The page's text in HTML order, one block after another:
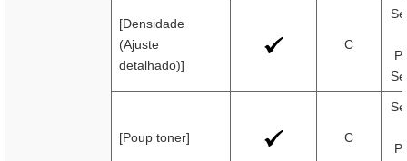
[Densidade
(Ajuste
detalhado)]
C
[Poup toner] C